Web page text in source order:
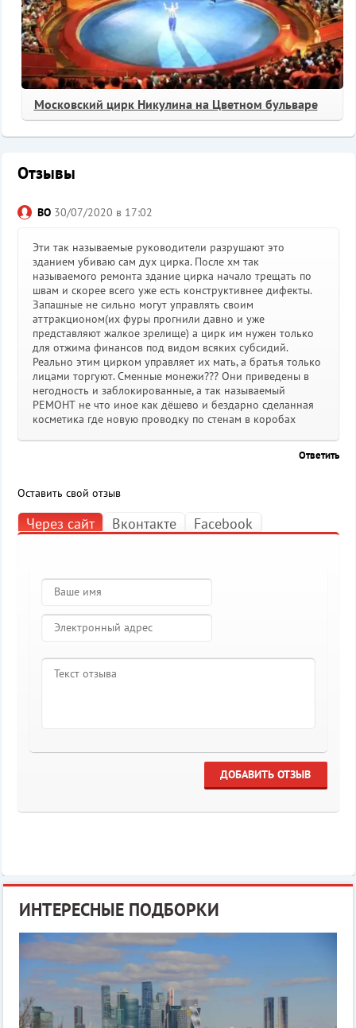
Московский цирк Никулина на Цветном бульваре
Отзывы
ВО30/07/2020 в 17:02
Эти так называемые руководители разрушают это
зданием убиваю сам дух цирка. После хм так
называемого ремонта здание цирка начало трещать по
швам и скорее всего уже есть конструктивнее дифекты.
Запашные не сильно могут управлять своим
аттракционом(их фуры прогнили давно и уже
представляют жалкое зрелище) а цирк им нужен только
для отжима финансов под видом всяких субсидий.
Реально этим цирком управляет их мать, а братья только
лицами торгуют. Сменные монежи??? Они приведены в
негодность и заблокированные, а так называемый
РЕМОНТ не что иное как дёшево и бездарно сделанная
косметика где новую проводку по стенам в коробах
Ответить
Оставить свой отзыв
Через сайт Вконтакте Facebook
ДОБАВИТЬ ОТЗЫВ
ИНТЕРЕСНЫЕ ПОДБОРКИ